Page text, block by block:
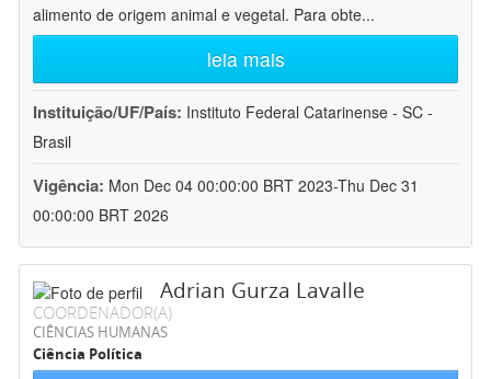
alimento de origem animal e vegetal. Para obte...
leia mais
Instituição/UF/País: Instituto Federal Catarinense - SC -
Brasil
Vigência: Mon Dec 04 00:00:00 BRT 2023-Thu Dec 31
00:00:00 BRT 2026
Adrian Gurza Lavalle
COORDENADOR(A)
CIÊNCIAS HUMANAS
Ciência Política